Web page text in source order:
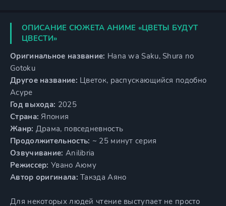
ОПИСАНИЕ СЮЖЕТА АНИМЕ «ЦВЕТЫ БУДУТ
ЦВЕСТИ»
Оригинальное название: Hana wa Saku, Shura no
Gotoku
Другое название: Цветок, распускающийся подобно
Асуре
Год выхода: 2025
Страна: Япония
Жанр: Драма, повседневность
Продолжительность: ~ 25 минут серия
Озвучивание: Anilibria
Режиссер: Увано Аюму
Автор оригинала: Такэда Аяно
Для некоторых людей чтение выступает не просто